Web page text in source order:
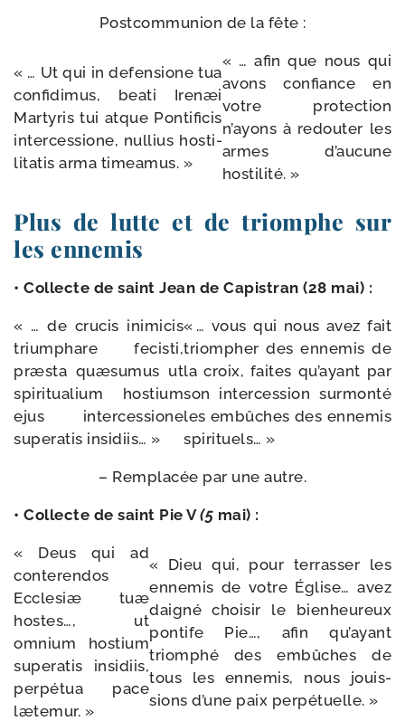
Postcommunion de la fête :
« … Ut qui in defen­sione tua
confi­di­mus, bea­ti Irenæi
Martyris tui atque Pontificis
inter­ces­sione, nul­lius hos­ti­
li­ta­tis arma timeamus. »
« … afin que nous qui
avons confiance en
votre pro­tec­tion
n’ayons à redou­ter les
armes d’aucune
hostilité. »
Plus de lutte et de triomphe sur
les ennemis
• Collecte de saint Jean de Capistran (28 mai) :
« … de cru­cis inimi­cis
trium­phare fecis­ti,
præs­ta quæ­su­mus ut
spi­ri­tua­lium hos­tium
ejus inter­ces­sione
super­a­tis insidiis… »
« … vous qui nous avez fait
triom­pher des enne­mis de
la croix, faites qu’ayant par
son inter­ces­sion sur­mon­té
les embûches des enne­mis
spirituels… »
– Remplacée par une autre.
• Collecte de saint Pie V(5 mai) :
« Deus qui ad
conte­ren­dos
Ecclesiæ tuæ
hostes…, ut
omnium hos­tium
super­a­tis insi­diis,
per­pé­tua pace
lætemur. »
« Dieu qui, pour ter­ras­ser les
enne­mis de votre Église… avez
dai­gné choi­sir le bien­heu­reux
pon­tife Pie…, afin qu’ayant
triom­phé des embûches de
tous les enne­mis, nous jouis­
sions d’une paix perpétuelle. »